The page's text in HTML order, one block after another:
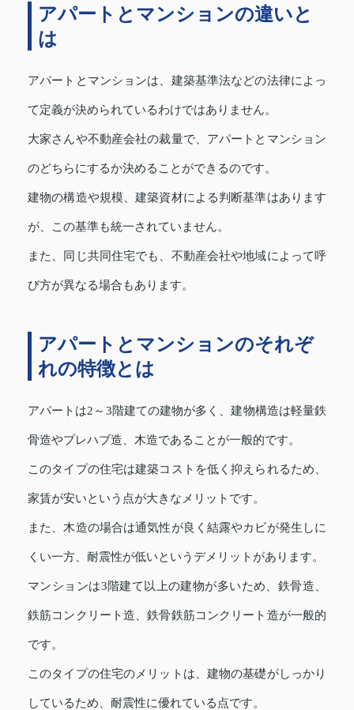
アパートとマンションの違いと
は
アパートとマンションは、建築基準法などの法律によっ
て定義が決められているわけではありません。
大家さんや不動産会社の裁量で、アパートとマンション
のどちらにするか決めることができるのです。
建物の構造や規模、建築資材による判断基準はあります
が、この基準も統一されていません。
また、同じ共同住宅でも、不動産会社や地域によって呼
び方が異なる場合もあります。
アパートとマンションのそれぞ
れの特徴とは
アパートは2～3階建ての建物が多く、建物構造は軽量鉄
骨造やプレハブ造、木造であることが一般的です。
このタイプの住宅は建築コストを低く抑えられるため、
家賃が安いという点が大きなメリットです。
また、木造の場合は通気性が良く結露やカビが発生しに
くい一方、耐震性が低いというデメリットがあります。
マンションは3階建て以上の建物が多いため、鉄骨造、
鉄筋コンクリート造、鉄骨鉄筋コンクリート造が一般的
です。
このタイプの住宅のメリットは、建物の基礎がしっかり
しているため、耐震性に優れている点です。